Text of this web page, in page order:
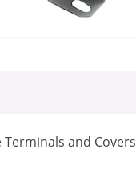
Terminals and Covers